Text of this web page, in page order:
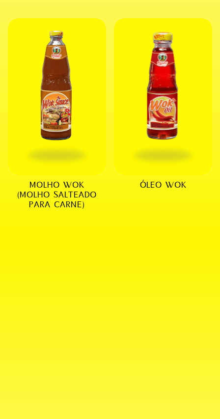
MOLHO WOK
(MOLHO SALTEADO
PARA CARNE)
ÓLEO WOK